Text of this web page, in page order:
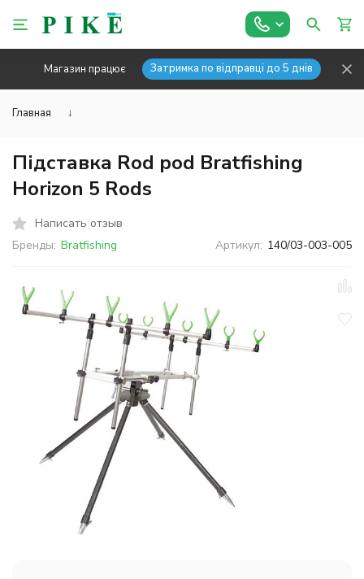
Магазин працює Затримка по відправці до 5 днів
Главная ↓
Підставка Rod pod Bratfishing
Horizon 5 Rods
Написать отзыв
Бренды: Bratfishing Артикул: 140/03-003-005